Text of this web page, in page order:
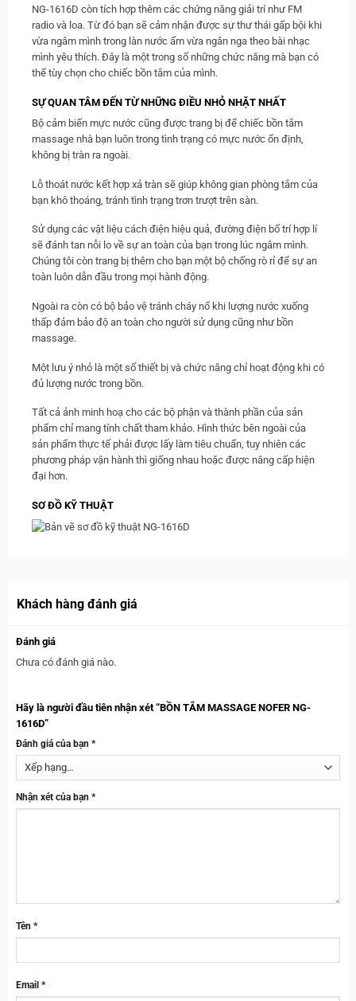
NG-1616D còn tích hợp thêm các chứng năng giải trí như FM
radio và loa. Từ đó bạn sẽ cảm nhận được sự thư thái gấp bội khi
vừa ngâm mình trong làn nước ấm vừa ngân nga theo bài nhạc
mình yêu thích. Đây là một trong số những chức năng mà bạn có
thể tùy chọn cho chiếc bồn tắm của mình.
SỰ QUAN TÂM ĐẾN TỪ NHỮNG ĐIỀU NHỎ NHẶT NHẤT
Bộ cảm biến mực nước cũng được trang bị để chiếc bồn tắm
massage nhà bạn luôn trong tình trạng có mực nước ổn định,
không bị tràn ra ngoài.
Lỗ thoát nước kết hợp xả tràn sẽ giúp không gian phòng tắm của
bạn khô thoáng, tránh tình trạng trơn trượt trên sàn.
Sử dụng các vật liệu cách điện hiệu quả, đường điện bố trí hợp lí
sẽ đánh tan nỗi lo về sự an toàn của bạn trong lúc ngâm mình.
Chúng tôi còn trang bị thêm cho bạn một bộ chống rò rỉ để sự an
toàn luôn dẫn đầu trong mọi hành động.
Ngoài ra còn có bộ bảo vệ tránh cháy nổ khi lượng nước xuống
thấp đảm bảo độ an toàn cho người sử dụng cũng như bồn
massage.
Một lưu ý nhỏ là một số thiết bị và chức năng chỉ hoạt động khi có
đủ lượng nước trong bồn.
Tất cả ảnh minh hoạ cho các bộ phận và thành phần của sản
phẩm chỉ mang tính chất tham khảo. Hình thức bên ngoài của
sản phẩm thực tế phải được lấy làm tiêu chuẩn, tuy nhiên các
phương pháp vận hành thì giống nhau hoặc được nâng cấp hiện
đại hơn.
SƠ ĐỒ KỸ THUẬT
Khách hàng đánh giá
Đánh giá
Chưa có đánh giá nào.
Hãy là người đầu tiên nhận xét “BỒN TẮM MASSAGE NOFER NG-
1616D”
Đánh giá của bạn *
Nhận xét của bạn *
Tên *
Email *